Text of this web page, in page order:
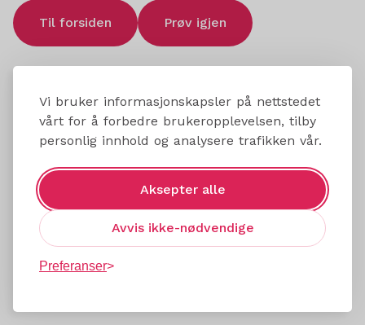
Vi bruker informasjonskapsler på nettstedet
vårt for å forbedre brukeropplevelsen, tilby
personlig innhold og analysere trafikken vår.
Aksepter alle
Avvis ikke-nødvendige
Preferanser
Til forsiden Prøv igjen